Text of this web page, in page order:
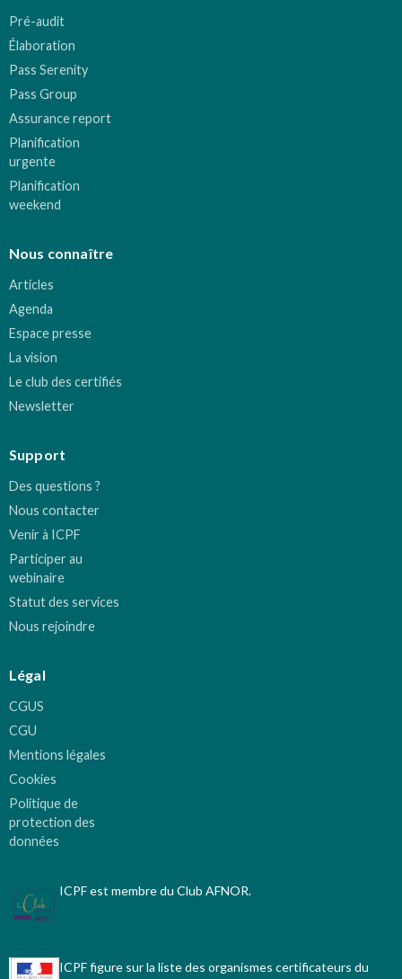
Pré-audit
Élaboration
Pass Serenity
Pass Group
Assurance report
Planification
urgente
Planification
weekend
Nous connaître
Articles
Agenda
Espace presse
La vision
Le club des certifiés
Newsletter
Support
Des questions ?
Nous contacter
Venir à ICPF
Participer au
webinaire
Statut des services
Nous rejoindre
Légal
CGUS
CGU
Mentions légales
Cookies
Politique de
protection des
données
ICPF est membre du Club AFNOR.
ICPF figure sur la liste des organismes certificateurs du